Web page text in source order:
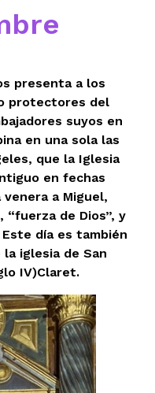
presenta a los
protectores del
suyos en
en una sola las
que la Iglesia
en fechas
a Miguel,
“fuerza de Dios”, y
Este día es también
iglesia de San
IV)Claret.